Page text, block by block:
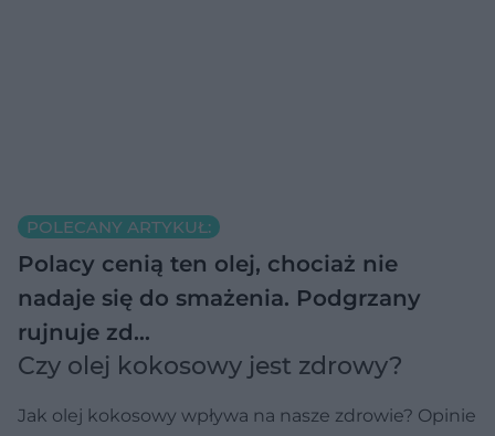
POLECANY ARTYKUŁ:
Polacy cenią ten olej, chociaż nie
nadaje się do smażenia. Podgrzany
rujnuje zd…
Czy olej kokosowy jest zdrowy?
Jak olej kokosowy wpływa na nasze zdrowie? Opinie